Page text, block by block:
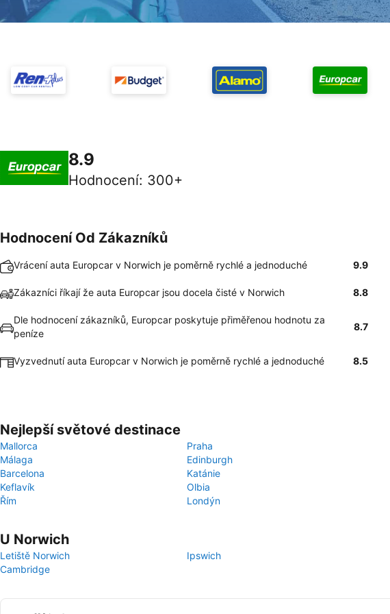
8.9
Hodnocení: 300+
Hodnocení Od Zákazníků
Vrácení auta Europcar v Norwich je poměrně rychlé a jednoduché 9.9
Zákazníci říkají že auta Europcar jsou docela čisté v Norwich 8.8
Dle hodnocení zákazníků, Europcar poskytuje přiměřenou hodnotu za
peníze
8.7
Vyzvednutí auta Europcar v Norwich je poměrně rychlé a jednoduché 8.5
Nejlepší světové destinace
Mallorca
Praha
Málaga
Edinburgh
Barcelona
Katánie
Keflavík
Olbia
Řím
Londýn
U Norwich
Letiště Norwich
Ipswich
Cambridge